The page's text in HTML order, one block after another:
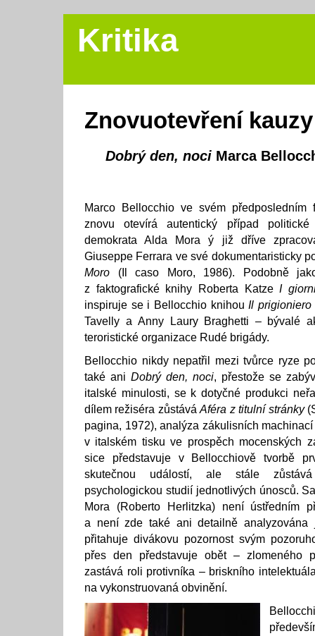
Kritika
Znovuotevření
Dobrý den, noci Marca
Marco Bellocchio ve svém
znovu otevírá autentický případ politické
demokrata Alda Mora ý již dříve
Giuseppe Ferrara ve své dokumentaristicky
Moro (Il caso Moro, 1986). Podobně
z faktografické knihy Roberta KatzeI
inspiruje se i Bellocchio knihouIl prigioniero
Tavelly a Anny Laury Braghetti – bývalé
teroristické organizace Rudé brigády.
Bellocchio nikdy nepatřil mezi tvůrce ryze
také ani Dobrý den, noci, přestože se
italské minulosti, se k dotyčné produkci
dílem režiséra zůstáváAféra z titulní stránky
pagina, 1972), analýza zákulisních
v italském tisku ve prospěch mocenských
sice představuje v Bellocchiově tvorbě
skutečnou událostí, ale stále
psychologickou studií jednotlivých únosců.
Mora (Roberto Herlitzka) není ústředním
a není zde také ani detailně analyzována
přitahuje divákovu pozornost svým
přes den představuje obět – zlomeného
zastává roli protivníka – briskního
na vykonstruovaná obvinění.